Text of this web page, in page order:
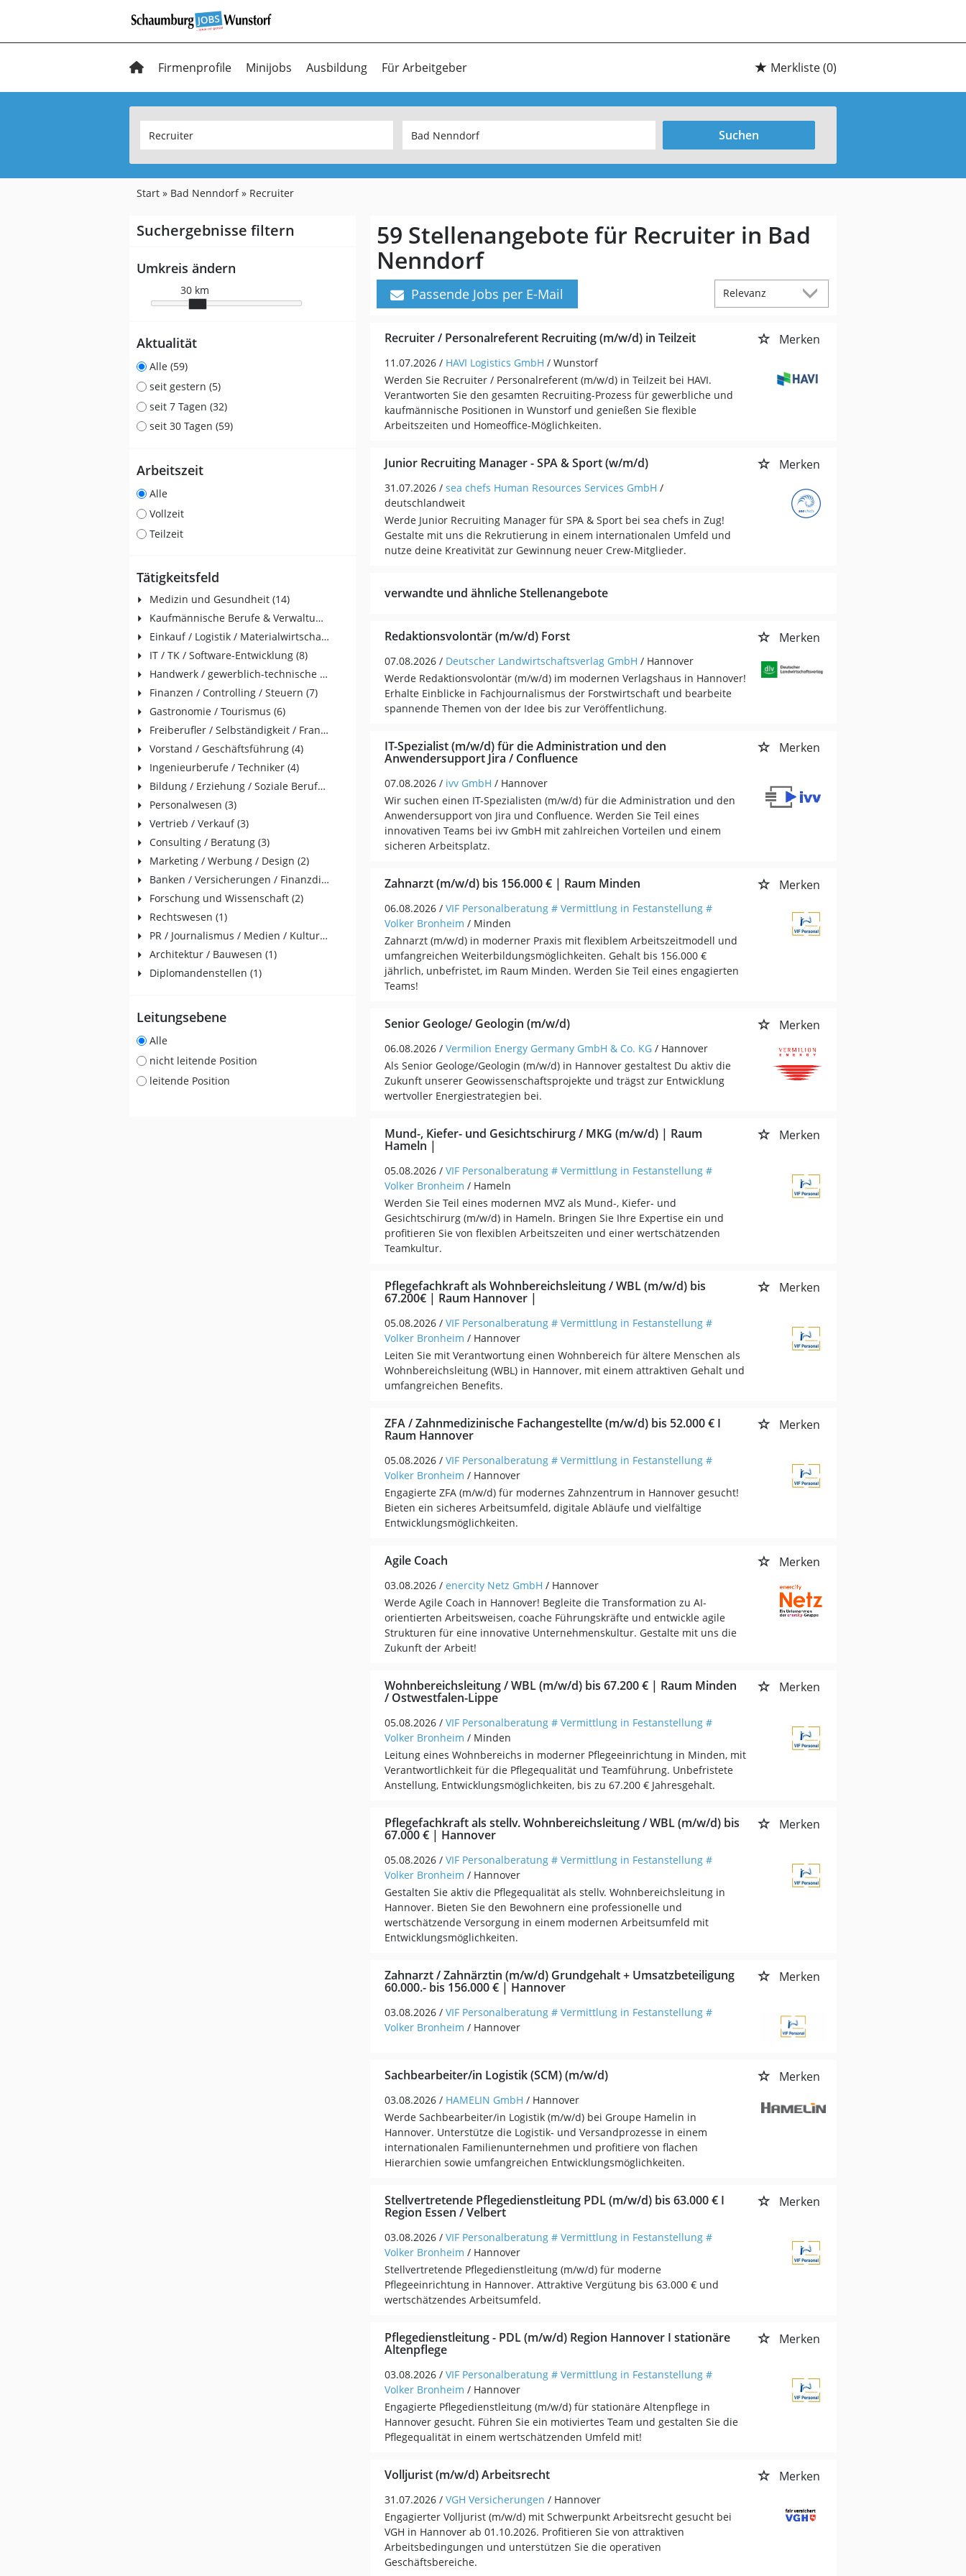
Firmenprofile Minijobs Ausbildung Für Arbeitgeber Merkliste(0)
Suchen
Start Bad Nenndorf Recruiter
Suchergebnisse filtern
Umkreis ändern
30 km
Aktualität
Alle (59)
seit gestern (5)
seit 7 Tagen (32)
seit 30 Tagen (59)
Arbeitszeit
Alle
Vollzeit
Teilzeit
Tätigkeitsfeld
Medizin und Gesundheit (14)
Kaufmännische Berufe & Verwaltung (10)
Einkauf / Logistik / Materialwirtschaft (9)
IT / TK / Software-Entwicklung (8)
Handwerk / gewerblich-technische Berufe (8)
Finanzen / Controlling / Steuern (7)
Gastronomie / Tourismus (6)
Freiberufler / Selbständigkeit / Franchise (5)
Vorstand / Geschäftsführung (4)
Ingenieurberufe / Techniker (4)
Bildung / Erziehung / Soziale Berufe (4)
Personalwesen (3)
Vertrieb / Verkauf (3)
Consulting / Beratung (3)
Marketing / Werbung / Design (2)
Banken / Versicherungen / Finanzdienstleister (2)
Forschung und Wissenschaft (2)
Rechtswesen (1)
PR / Journalismus / Medien / Kultur (1)
Architektur / Bauwesen (1)
Diplomandenstellen (1)
Leitungsebene
Alle
nicht leitende Position
leitende Position
59 Stellenangebote für Recruiter in Bad
Nenndorf
Passende Jobs per E-Mail
Recruiter / Personalreferent Recruiting (m/w/d) in Teilzeit Merken
11.07.2026 / HAVI Logistics GmbH / Wunstorf
Werden Sie Recruiter / Personalreferent (m/w/d) in Teilzeit bei HAVI.
Verantworten Sie den gesamten Recruiting-Prozess für gewerbliche und
kaufmännische Positionen in Wunstorf und genießen Sie flexible
Arbeitszeiten und Homeoffice-Möglichkeiten.
Junior Recruiting Manager - SPA & Sport (w/m/d) Merken
31.07.2026 / sea chefs Human Resources Services GmbH /
deutschlandweit
Werde Junior Recruiting Manager für SPA & Sport bei sea chefs in Zug!
Gestalte mit uns die Rekrutierung in einem internationalen Umfeld und
nutze deine Kreativität zur Gewinnung neuer Crew-Mitglieder.
verwandte und ähnliche Stellenangebote
Redaktionsvolontär (m/w/d) Forst Merken
07.08.2026 / Deutscher Landwirtschaftsverlag GmbH / Hannover
Werde Redaktionsvolontär (m/w/d) im modernen Verlagshaus in Hannover!
Erhalte Einblicke in Fachjournalismus der Forstwirtschaft und bearbeite
spannende Themen von der Idee bis zur Veröffentlichung.
IT-Spezialist (m/w/d) für die Administration und den
Anwendersupport Jira / Confluence
Merken
07.08.2026 / ivv GmbH / Hannover
Wir suchen einen IT-Spezialisten (m/w/d) für die Administration und den
Anwendersupport von Jira und Confluence. Werden Sie Teil eines
innovativen Teams bei ivv GmbH mit zahlreichen Vorteilen und einem
sicheren Arbeitsplatz.
Zahnarzt (m/w/d) bis 156.000 € | Raum Minden Merken
06.08.2026 / VIF Personalberatung # Vermittlung in Festanstellung #
Volker Bronheim / Minden
Zahnarzt (m/w/d) in moderner Praxis mit flexiblem Arbeitszeitmodell und
umfangreichen Weiterbildungsmöglichkeiten. Gehalt bis 156.000 €
jährlich, unbefristet, im Raum Minden. Werden Sie Teil eines engagierten
Teams!
Senior Geologe/ Geologin (m/w/d) Merken
06.08.2026 / Vermilion Energy Germany GmbH & Co. KG / Hannover
Als Senior Geologe/Geologin (m/w/d) in Hannover gestaltest Du aktiv die
Zukunft unserer Geowissenschaftsprojekte und trägst zur Entwicklung
wertvoller Energiestrategien bei.
Mund-, Kiefer- und Gesichtschirurg / MKG (m/w/d) | Raum
Hameln |
Merken
05.08.2026 / VIF Personalberatung # Vermittlung in Festanstellung #
Volker Bronheim / Hameln
Werden Sie Teil eines modernen MVZ als Mund-, Kiefer- und
Gesichtschirurg (m/w/d) in Hameln. Bringen Sie Ihre Expertise ein und
profitieren Sie von flexiblen Arbeitszeiten und einer wertschätzenden
Teamkultur.
Pflegefachkraft als Wohnbereichsleitung / WBL (m/w/d) bis
67.200€ | Raum Hannover |
Merken
05.08.2026 / VIF Personalberatung # Vermittlung in Festanstellung #
Volker Bronheim / Hannover
Leiten Sie mit Verantwortung einen Wohnbereich für ältere Menschen als
Wohnbereichsleitung (WBL) in Hannover, mit einem attraktiven Gehalt und
umfangreichen Benefits.
ZFA / Zahnmedizinische Fachangestellte (m/w/d) bis 52.000 € I
Raum Hannover
Merken
05.08.2026 / VIF Personalberatung # Vermittlung in Festanstellung #
Volker Bronheim / Hannover
Engagierte ZFA (m/w/d) für modernes Zahnzentrum in Hannover gesucht!
Bieten ein sicheres Arbeitsumfeld, digitale Abläufe und vielfältige
Entwicklungsmöglichkeiten.
Agile Coach Merken
03.08.2026 / enercity Netz GmbH / Hannover
Werde Agile Coach in Hannover! Begleite die Transformation zu AI-
orientierten Arbeitsweisen, coache Führungskräfte und entwickle agile
Strukturen für eine innovative Unternehmenskultur. Gestalte mit uns die
Zukunft der Arbeit!
Wohnbereichsleitung / WBL (m/w/d) bis 67.200 € | Raum Minden
/ Ostwestfalen-Lippe
Merken
05.08.2026 / VIF Personalberatung # Vermittlung in Festanstellung #
Volker Bronheim / Minden
Leitung eines Wohnbereichs in moderner Pflegeeinrichtung in Minden, mit
Verantwortlichkeit für die Pflegequalität und Teamführung. Unbefristete
Anstellung, Entwicklungsmöglichkeiten, bis zu 67.200 € Jahresgehalt.
Pflegefachkraft als stellv. Wohnbereichsleitung / WBL (m/w/d) bis
67.000 € | Hannover
Merken
05.08.2026 / VIF Personalberatung # Vermittlung in Festanstellung #
Volker Bronheim / Hannover
Gestalten Sie aktiv die Pflegequalität als stellv. Wohnbereichsleitung in
Hannover. Bieten Sie den Bewohnern eine professionelle und
wertschätzende Versorgung in einem modernen Arbeitsumfeld mit
Entwicklungsmöglichkeiten.
Zahnarzt / Zahnärztin (m/w/d) Grundgehalt + Umsatzbeteiligung
60.000.- bis 156.000 € | Hannover
Merken
03.08.2026 / VIF Personalberatung # Vermittlung in Festanstellung #
Volker Bronheim / Hannover
Sachbearbeiter/in Logistik (SCM) (m/w/d) Merken
03.08.2026 / HAMELIN GmbH / Hannover
Werde Sachbearbeiter/in Logistik (m/w/d) bei Groupe Hamelin in
Hannover. Unterstütze die Logistik- und Versandprozesse in einem
internationalen Familienunternehmen und profitiere von flachen
Hierarchien sowie umfangreichen Entwicklungsmöglichkeiten.
Stellvertretende Pflegedienstleitung PDL (m/w/d) bis 63.000 € I
Region Essen / Velbert
Merken
03.08.2026 / VIF Personalberatung # Vermittlung in Festanstellung #
Volker Bronheim / Hannover
Stellvertretende Pflegedienstleitung (m/w/d) für moderne
Pflegeeinrichtung in Hannover. Attraktive Vergütung bis 63.000 € und
wertschätzendes Arbeitsumfeld.
Pflegedienstleitung - PDL (m/w/d) Region Hannover I stationäre
Altenpflege
Merken
03.08.2026 / VIF Personalberatung # Vermittlung in Festanstellung #
Volker Bronheim / Hannover
Engagierte Pflegedienstleitung (m/w/d) für stationäre Altenpflege in
Hannover gesucht. Führen Sie ein motiviertes Team und gestalten Sie die
Pflegequalität in einem wertschätzenden Umfeld mit!
Volljurist (m/w/d) Arbeitsrecht Merken
31.07.2026 / VGH Versicherungen / Hannover
Engagierter Volljurist (m/w/d) mit Schwerpunkt Arbeitsrecht gesucht bei
VGH in Hannover ab 01.10.2026. Profitieren Sie von attraktiven
Arbeitsbedingungen und unterstützen Sie die operativen
Geschäftsbereiche.